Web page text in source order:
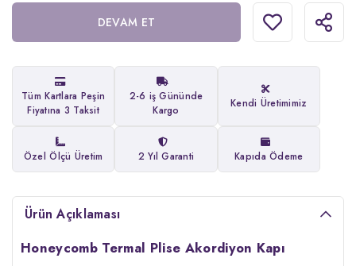
DEVAM ET
Tüm Kartlara Peşin
Fiyatına 3 Taksit
2-6 iş Gününde
Kargo
Kendi Üretimimiz
Özel Ölçü Üretim 2 Yıl Garanti Kapıda Ödeme
Ürün Açıklaması
Honeycomb Termal Plise Akordiyon Kapı